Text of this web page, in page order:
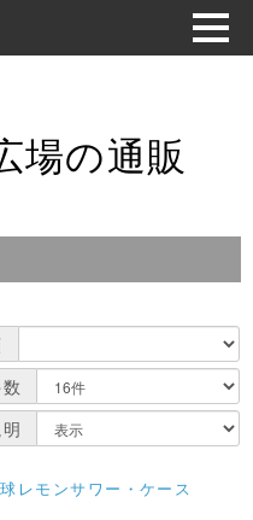
場の通販
レモンサワー・ケース